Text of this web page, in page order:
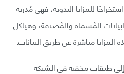
للمزايا اليدوية، فهي مُدربة
المُسماة والمُصنفة، وهياكل
مباشرة عن طريق البيانات.
طبقات مخفية في الشبكة